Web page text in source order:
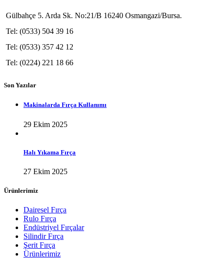
Gülbahçe 5. Arda Sk. No:21/B 16240 Osmangazi/Bursa.
Tel: (0533) 504 39 16
Tel: (0533) 357 42 12
Tel: (0224) 221 18 66
Son Yazılar
Makinalarda Fırça Kullanımı
29 Ekim 2025
Halı Yıkama Fırça
27 Ekim 2025
Ürünlerimiz
Dairesel Fırça
Rulo Fırça
Endüstriyel Fırçalar
Silindir Fırça
Şerit Fırça
Ürünlerimiz